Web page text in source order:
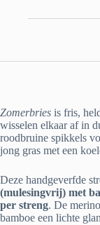
Zomerbries is fris,
wisselen elkaar af in
roodbruine spikkels
jong gras met een
Deze handgeverfde
(mulesingvrij) met
per streng. De
bamboe een lichte